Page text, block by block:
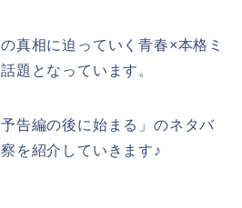
真相に迫っていく青春×本格ミ
題となっています。
告編の後に始まる」のネタバ
を紹介していきます♪